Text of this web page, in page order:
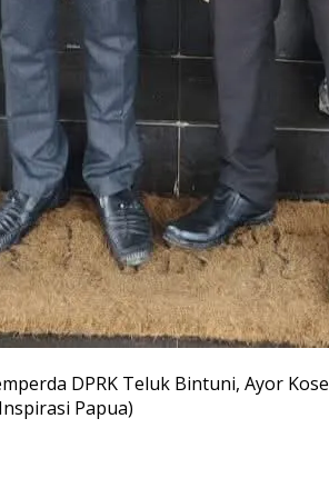
DPRK Teluk Bintuni, Ayor
Papua)